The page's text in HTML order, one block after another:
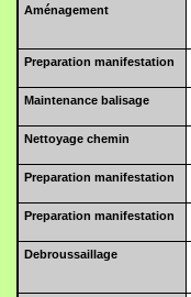
Aménagement
Preparation manifestation
Maintenance balisage
Nettoyage chemin
Preparation manifestation
Preparation manifestation
Debroussaillage